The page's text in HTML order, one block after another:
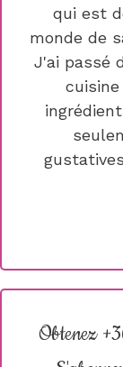
qui est
monde de
J'ai passé
Obtenez